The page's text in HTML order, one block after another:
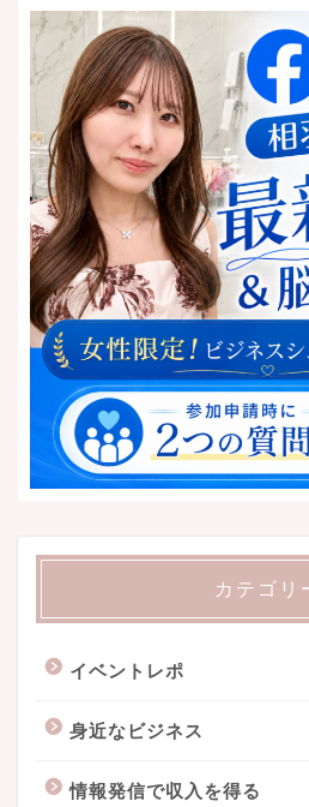
カテゴリ
イベントレポ
身近なビジネス
情報発信で収入を得る